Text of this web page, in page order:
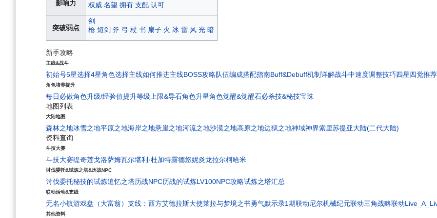
影响力
权威 名望 拥有 支配 认可
突破弱点
剑
枪 短剑 斧 弓 杖 书 扇子 火 冰 雷 风 光 暗
新手攻略
主线&战斗
初始号5星选择4星角色选择主线如何推进主线BOSS攻略队伍编成搭配指南Buff&Debuff机制详解战斗中速度调整技巧四星四觉推荐
角色培养提升
每日必做角色升级/经验值提升等级上限&导石角色升星角色觉醒&觉醒石必杀技&秘技宝珠
地图列表
大陆地图
森林之地冰雪之地平原之地海岸之地悬崖之地河流之地沙漠之地高原之地边狱之地神域神界索里苏提亚大陆(二代大陆)
资料查询
斗技大赛
斗技大赛缇奇莲戈洛萨姆瓦尔堪利·杜加特露德悠妮炎龙拉尔柯哈米
讨伐委托&试炼之塔&历战NPC
讨伐委托秘技的试炼追忆之塔历战NPC历战的试炼LV100NPC攻略试炼之塔汇总
联动活动&支线
无名小镇游戏盘（大富翁） 支线：西方艾德拉斯大使莱拉与梦境之书勇气默示录1期联动尼尔机械纪元联动三角战略联动
其他资料